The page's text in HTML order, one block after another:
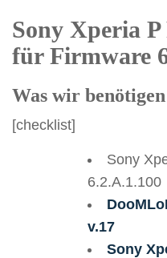
Sony Xperia
für Firmware
Was wir benötigen
[checklist]
Sony
6.2.A.1.100
v.17
Sony